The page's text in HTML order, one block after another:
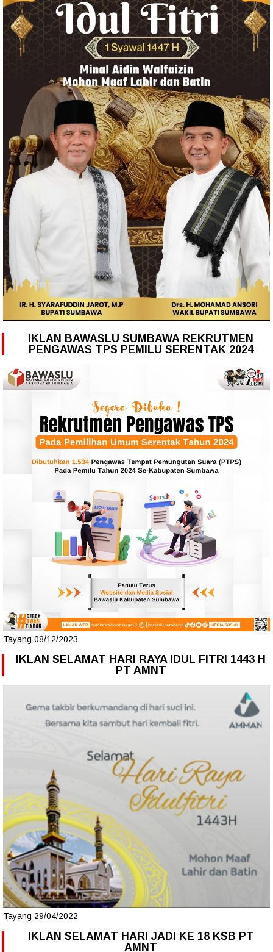
IKLAN BAWASLU SUMBAWA REKRUTMEN
PENGAWAS TPS PEMILU SERENTAK 2024
Tayang 08/12/2023
IKLAN SELAMAT HARI RAYA IDUL FITRI 1443 H
PT AMNT
Tayang 29/04/2022
IKLAN SELAMAT HARI JADI KE 18 KSB PT
AMNT